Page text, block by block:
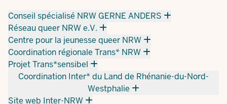
Conseil spécialisé NRW GERNE ANDERS
Réseau queer NRW e.V.
Centre pour la jeunesse queer NRW
Coordination régionale Trans* NRW
Projet Trans*sensibel
Coordination Inter* du Land de Rhénanie-du-Nord-
Westphalie
Site web Inter-NRW